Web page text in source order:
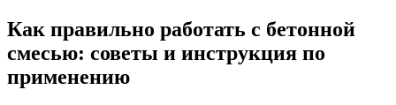
Как правильно работать с бетонной
смесью: советы и инструкция по
применению